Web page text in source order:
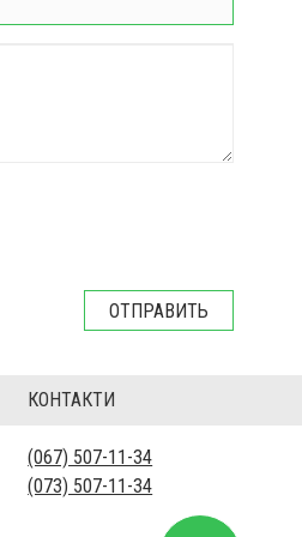
КОНТАКТИ
(067) 507-11-34
(073) 507-11-34